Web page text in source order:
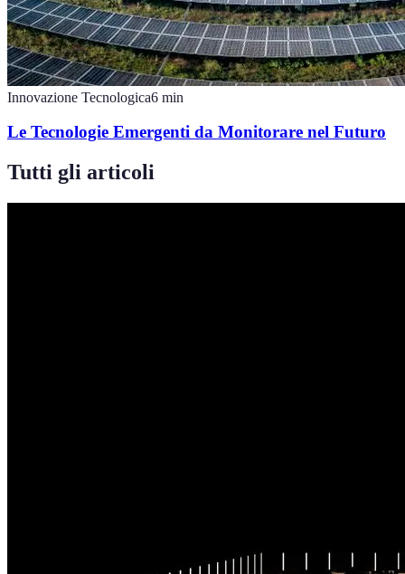
Innovazione Tecnologica6 min
Le Tecnologie Emergenti da Monitorare nel Futuro
Tutti gli articoli